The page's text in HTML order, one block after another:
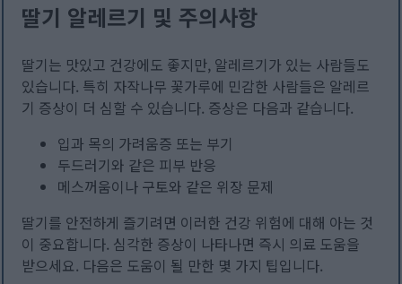
딸기 알레르기 및 주의사항
딸기는 맛있고 건강에도 좋지만, 알레르기가 있는 사람들도
있습니다. 특히 자작나무 꽃가루에 민감한 사람들은 알레르
기 증상이 더 심할 수 있습니다. 증상은 다음과 같습니다.
입과 목의 가려움증 또는 부기
두드러기와 같은 피부 반응
메스꺼움이나 구토와 같은 위장 문제
딸기를 안전하게 즐기려면 이러한 건강 위험에 대해 아는 것
이 중요합니다. 심각한 증상이 나타나면 즉시 의료 도움을
받으세요. 다음은 도움이 될 만한 몇 가지 팁입니다.